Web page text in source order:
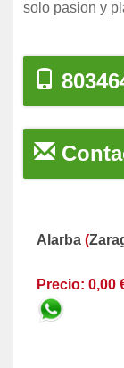
solo pasion y
Alarba (
Precio: 0,00